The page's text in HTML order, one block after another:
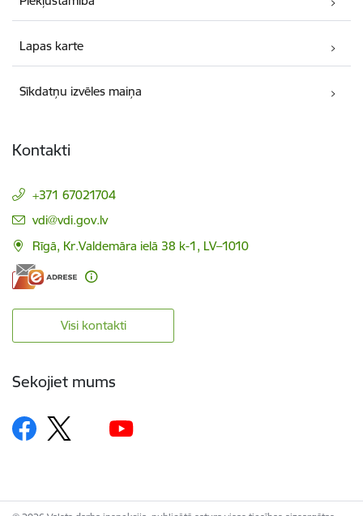
Lapas karte
Sīkdatņu izvēles maiņa
Kontakti
+371 67021704
E-pasts:
vdi@vdi.gov.lv
Rīgā, Kr.Valdemāra ielā 38 k-1, LV–1010
Visi kontakti
Sekojiet mums